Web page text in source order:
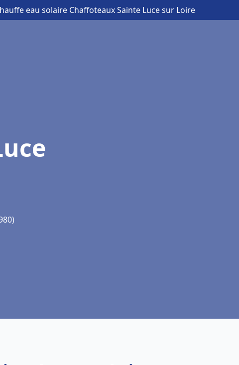
eau solaire Chaffoteaux Sainte Luce sur Loire